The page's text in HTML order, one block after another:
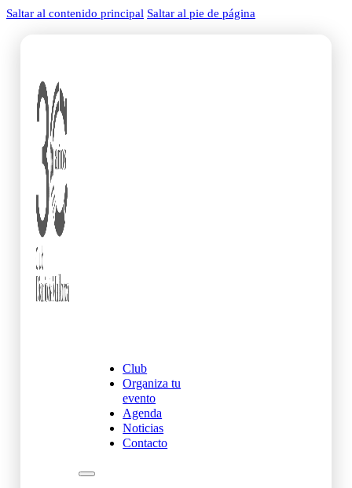
Saltar al contenido principal Saltar al pie de página
Club
Organiza tu
evento
Agenda
Noticias
Contacto